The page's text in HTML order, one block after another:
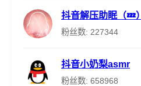
抖音解压助眠（💤）
粉丝数: 227344
抖音小奶梨asmr
粉丝数: 658968